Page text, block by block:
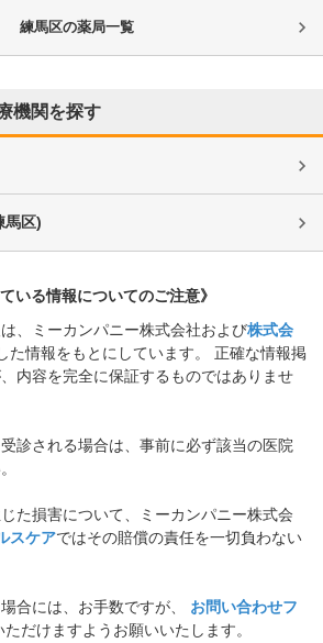
練馬区の薬局一覧
機関を探す
馬区)
ている情報についてのご注意》
、ミーカンパニー株式会社および株式会
た情報をもとにしています。 正確な情報掲
内容を完全に保証するものではありませ
診される場合は、事前に必ず該当の医院
た損害について、ミーカンパニー株式会
スケアではその賠償の責任を一切負わない
合には、お手数ですが、
お問い合わせフ
だけますようお願いいたします。